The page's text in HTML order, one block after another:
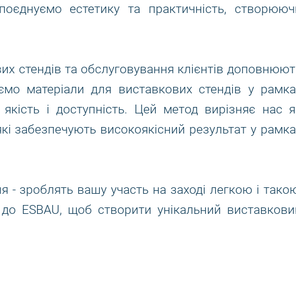
естетику та практичність,
стендів та обслуговування клієнтів
матеріали для виставкових стендів у
і доступність. Цей метод вирізняє нас
забезпечують високоякісний результат у
- зроблять вашу участь на заході легкою і
ESBAU, щоб створити унікальний